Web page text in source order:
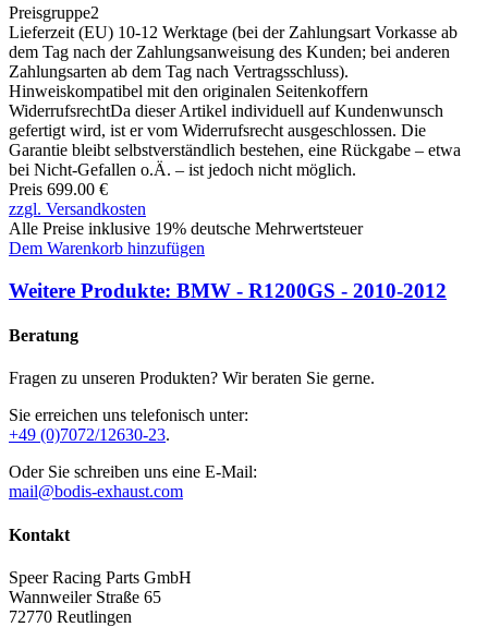
Preisgruppe2
Lieferzeit (EU) 10-12 Werktage (bei der Zahlungsart Vorkasse ab
dem Tag nach der Zahlungsanweisung des Kunden; bei anderen
Zahlungsarten ab dem Tag nach Vertragsschluss).
Hinweiskompatibel mit den originalen Seitenkoffern
WiderrufsrechtDa dieser Artikel individuell auf Kundenwunsch
gefertigt wird, ist er vom Widerrufsrecht ausgeschlossen. Die
Garantie bleibt selbstverständlich bestehen, eine Rückgabe – etwa
bei Nicht-Gefallen o.Ä. – ist jedoch nicht möglich.
Preis 699.00 €
zzgl. Versandkosten
Alle Preise inklusive 19% deutsche Mehrwertsteuer
Dem Warenkorb hinzufügen
Weitere Produkte: BMW - R1200GS - 2010-2012
Beratung
Fragen zu unseren Produkten? Wir beraten Sie gerne.
Sie erreichen uns telefonisch unter:
+49 (0)7072/12630-23.
Oder Sie schreiben uns eine E-Mail:
mail@bodis-exhaust.com
Kontakt
Speer Racing Parts GmbH
Wannweiler Straße 65
72770 Reutlingen